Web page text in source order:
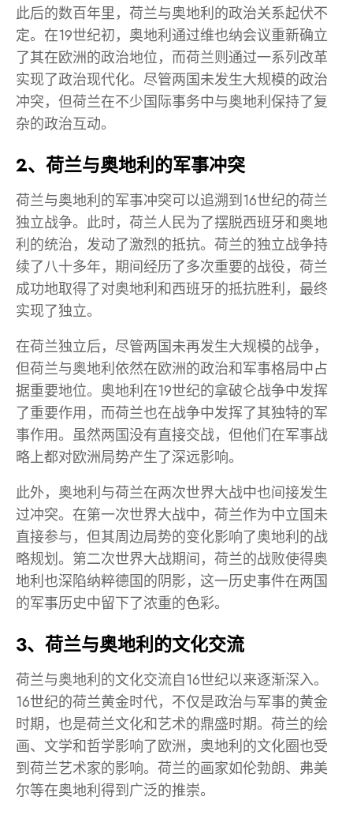
此后的数百年里，荷兰与奥地利的政治关系起伏不
定。在19世纪初，奥地利通过维也纳会议重新确立
了其在欧洲的政治地位，而荷兰则通过一系列改革
实现了政治现代化。尽管两国未发生大规模的政治
冲突，但荷兰在不少国际事务中与奥地利保持了复
杂的政治互动。
2、荷兰与奥地利的军事冲突
荷兰与奥地利的军事冲突可以追溯到16世纪的荷兰
独立战争。此时，荷兰人民为了摆脱西班牙和奥地
利的统治，发动了激烈的抵抗。荷兰的独立战争持
续了八十多年，期间经历了多次重要的战役，荷兰
成功地取得了对奥地利和西班牙的抵抗胜利，最终
实现了独立。
在荷兰独立后，尽管两国未再发生大规模的战争，
但荷兰与奥地利依然在欧洲的政治和军事格局中占
据重要地位。奥地利在19世纪的拿破仑战争中发挥
了重要作用，而荷兰也在战争中发挥了其独特的军
事作用。虽然两国没有直接交战，但他们在军事战
略上都对欧洲局势产生了深远影响。
此外，奥地利与荷兰在两次世界大战中也间接发生
过冲突。在第一次世界大战中，荷兰作为中立国未
直接参与，但其周边局势的变化影响了奥地利的战
略规划。第二次世界大战期间，荷兰的战败使得奥
地利也深陷纳粹德国的阴影，这一历史事件在两国
的军事历史中留下了浓重的色彩。
3、荷兰与奥地利的文化交流
荷兰与奥地利的文化交流自16世纪以来逐渐深入。
16世纪的荷兰黄金时代，不仅是政治与军事的黄金
时期，也是荷兰文化和艺术的鼎盛时期。荷兰的绘
画、文学和哲学影响了欧洲，奥地利的文化圈也受
到荷兰艺术家的影响。荷兰的画家如伦勃朗、弗美
尔等在奥地利得到广泛的推崇。